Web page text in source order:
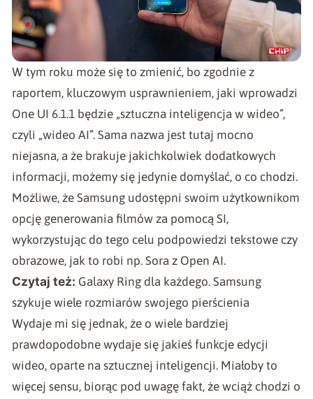
W tym roku może się to zmienić, bo zgodnie z
raportem, kluczowym usprawnieniem, jaki wprowadzi
One UI 6.1.1 będzie „sztuczna inteligencja w wideo”,
czyli „wideo AI”. Sama nazwa jest tutaj mocno
niejasna, a że brakuje jakichkolwiek dodatkowych
informacji, możemy się jedynie domyślać, o co chodzi.
Możliwe, że Samsung udostępni swoim użytkownikom
opcję generowania filmów za pomocą SI,
wykorzystując do tego celu podpowiedzi tekstowe czy
obrazowe, jak to robi np. Sora z Open AI.
Czytaj też: Galaxy Ring dla każdego. Samsung
szykuje wiele rozmiarów swojego pierścienia
Wydaje mi się jednak, że o wiele bardziej
prawdopodobne wydaje się jakieś funkcje edycji
wideo, oparte na sztucznej inteligencji. Miałoby to
więcej sensu, biorąc pod uwagę fakt, że wciąż chodzi o